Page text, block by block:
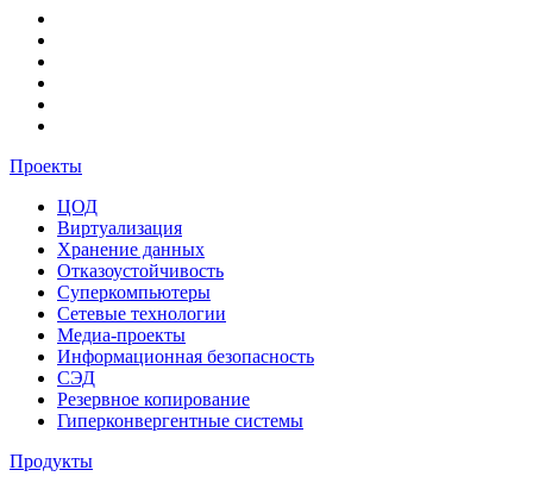
Проекты
ЦОД
Виртуализация
Хранение данных
Отказоустойчивость
Суперкомпьютеры
Сетевые технологии
Медиа-проекты
Информационная безопасность
СЭД
Резервное копирование
Гиперконвергентные системы
Продукты